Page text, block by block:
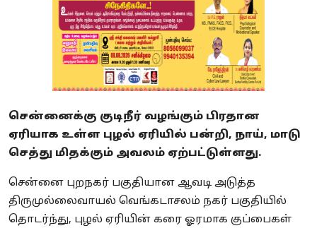
சென்னைக்கு குடிநீர் வழங்கும் பிரதான
ஏரியாக உள்ள புழல் ஏரியில் பன்றி, நாய், மாடு
செத்து மிதக்கும் அவலம் ஏற்பட்டுள்ளது.
சென்னை புறநகர் பகுதியான ஆவடி அடுத்த
திருமுல்லைவாயல் வெங்கடாசலம் நகர் பகுதியில்
தொடர்ந்து, புழல் ஏரியின் கரை ஓரமாக குப்பைகள்